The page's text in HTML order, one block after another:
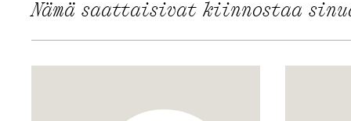
Nämä saattaisivat kiinnostaa